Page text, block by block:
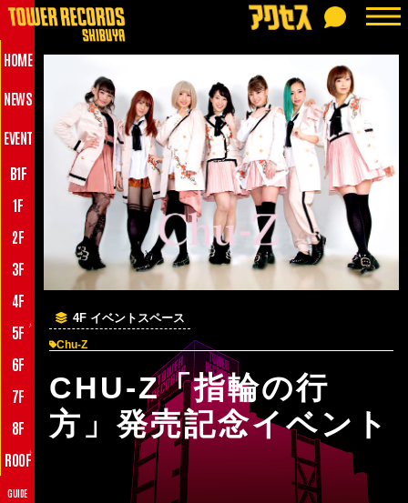
HOME
NEWS
EVENT
B1F
1F
2F
3F
4F
5F
♪
6F
7F
8F
ROOF♪
GUIDE
4F イベントスペース
Chu-Z
CHU-Z「指輪の行
方」発売記念イベント